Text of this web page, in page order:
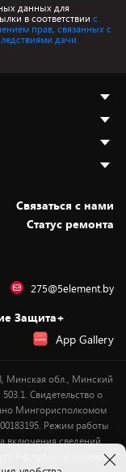
данных для
в соответствии с
прав, связанных с
дачи
Cвязаться с нами
Статус ремонта
275@5element.by
Защита+
App Gallery
Минская обл., Минский
Свидетельство о
Мингорисполкомом
Режим работы
включения сведений
Республики Беларусь